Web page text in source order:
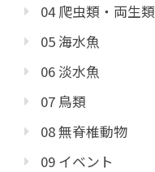
04 爬虫類・両生類
05 海水魚
06 淡水魚
07 鳥類
08 無脊椎動物
09 イベント